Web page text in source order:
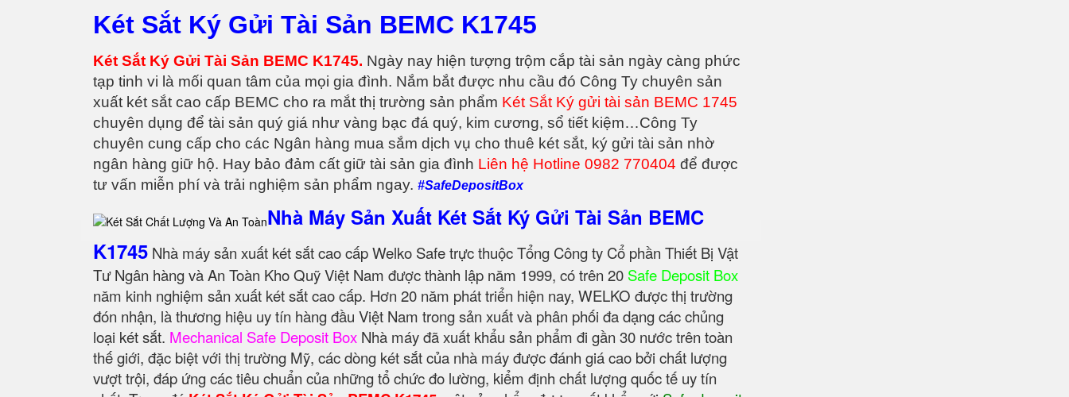
Két Sắt Ký Gửi Tài Sản BEMC K1745
Két Sắt Ký Gửi Tài Sản BEMC K1745. Ngày nay hiện tượng trộm cắp tài sản ngày càng phức
tạp tinh vi là mối quan tâm của mọi gia đình. Nắm bắt được nhu cầu đó Công Ty chuyên sản
xuất két sắt cao cấp BEMC cho ra mắt thị trường sản phẩm Két Sắt Ký gửi tài sản BEMC 1745
chuyên dụng để tài sản quý giá như vàng bạc đá quý, kim cương, sổ tiết kiệm…Công Ty
chuyên cung cấp cho các Ngân hàng mua sắm dịch vụ cho thuê két sắt, ký gửi tài sản nhờ
ngân hàng giữ hộ. Hay bảo đảm cất giữ tài sản gia đình Liên hệ Hotline 0982 770404 để được
tư vấn miễn phí và trải nghiệm sản phẩm ngay. #SafeDepositBox
Nhà Máy Sản Xuất Két Sắt Ký Gửi Tài Sản BEMC
K1745 Nhà máy sản xuất két sắt cao cấp Welko Safe trực thuộc Tổng Công ty Cổ phần Thiết Bị Vật
Tư Ngân hàng và An Toàn Kho Quỹ Việt Nam được thành lập năm 1999, có trên 20 Safe Deposit Box
năm kinh nghiệm sản xuất két sắt cao cấp. Hơn 20 năm phát triển hiện nay, WELKO được thị trường
đón nhận, là thương hiệu uy tín hàng đầu Việt Nam trong sản xuất và phân phối đa dạng các chủng
loại két sắt. Mechanical Safe Deposit Box Nhà máy đã xuất khẩu sản phẩm đi gần 30 nước trên toàn
thế giới, đặc biệt với thị trường Mỹ, các dòng két sắt của nhà máy được đánh giá cao bởi chất lượng
vượt trội, đáp ứng các tiêu chuẩn của những tổ chức đo lường, kiểm định chất lượng quốc tế uy tín